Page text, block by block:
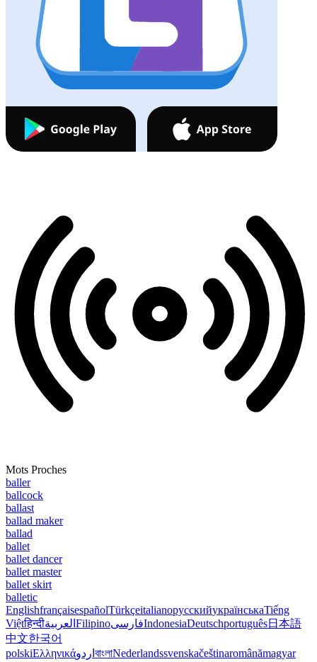
Mots Proches
baller
ballcock
ballast
ballad maker
ballad
ballet
ballet dancer
ballet master
ballet skirt
balletic
EnglishfrançaisespañolTürkçeitalianoрусскийукраїнськаTiếng
Việtहिन्दीالعربية FilipinoفارسیIndonesiaDeutschportuguês日本語
中文한국어
polskiΕλληνικάاردو বাংলাNederlandssvenskačeštinaromânămagyar